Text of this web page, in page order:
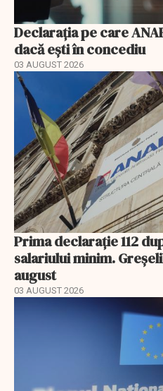
Declarația pe care
dacă ești în concediu
03 AUGUST 2026
Prima declarație 112
salariului minim.
august
03 AUGUST 2026